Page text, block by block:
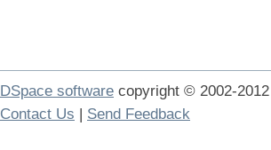
DSpace software copyright © 2002-2012
Contact Us | Send Feedback